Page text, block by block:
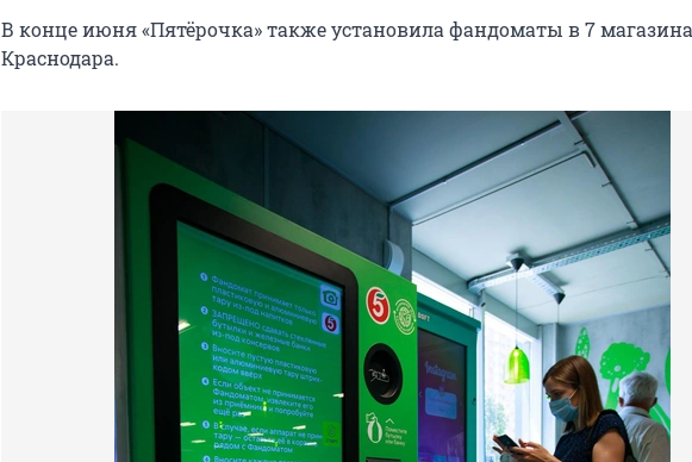
В конце июня «Пятёрочка» также установила фандоматы в 7
Краснодара.